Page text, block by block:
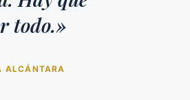
todo.»
ALCÁNTARA